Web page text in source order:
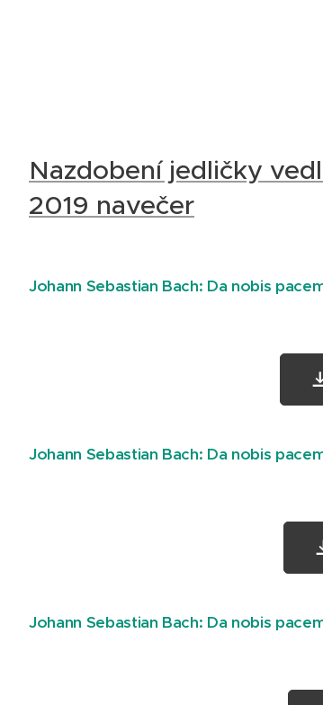
Nazdobení jedličky
2019 navečer
Johann Sebastian Bach: Da nobis
Johann Sebastian Bach: Da nobis
Johann Sebastian Bach: Da nobis